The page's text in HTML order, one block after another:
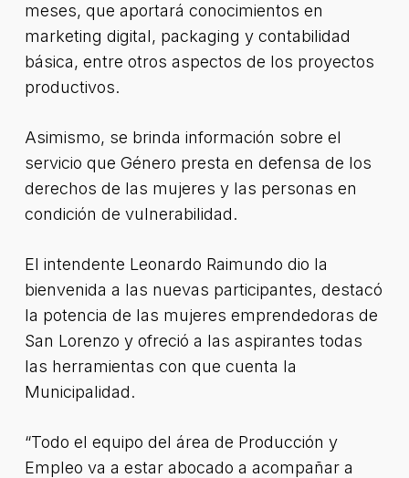
meses, que aportará conocimientos en
marketing digital, packaging y contabilidad
básica, entre otros aspectos de los proyectos
productivos.
Asimismo, se brinda información sobre el
servicio que Género presta en defensa de los
derechos de las mujeres y las personas en
condición de vulnerabilidad.
El intendente Leonardo Raimundo dio la
bienvenida a las nuevas participantes, destacó
la potencia de las mujeres emprendedoras de
San Lorenzo y ofreció a las aspirantes todas
las herramientas con que cuenta la
Municipalidad.
“Todo el equipo del área de Producción y
Empleo va a estar abocado a acompañar a